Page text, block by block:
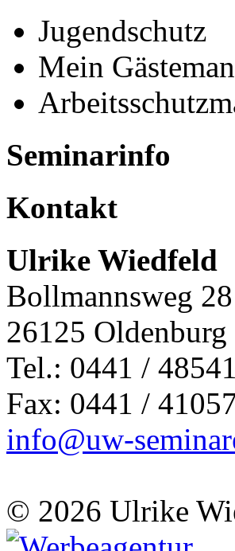
Jugendschutz
Mein
Seminarinfo
Kontakt
Ulrike Wiedfeld
Bollmannsweg 28
26125 Oldenburg
Tel.: 0441 /
Fax: 0441 /
info@uw-
© 2026 Ulrike